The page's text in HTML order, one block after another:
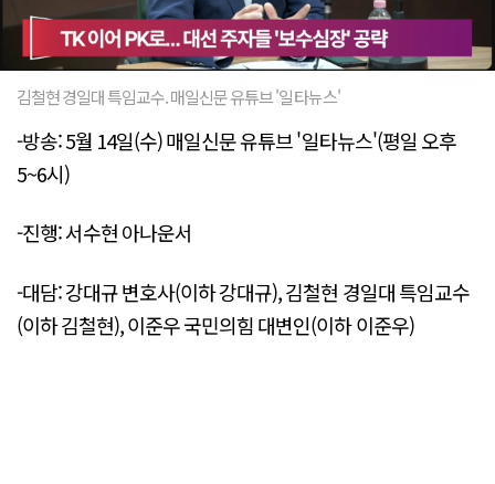
김철현 경일대 특임교수. 매일신문 유튜브 '일타뉴스'
-방송: 5월 14일(수) 매일신문 유튜브 '일타뉴스'(평일 오후
5~6시)
-진행: 서수현 아나운서
-대담: 강대규 변호사(이하 강대규), 김철현 경일대 특임교수
(이하 김철현), 이준우 국민의힘 대변인(이하 이준우)